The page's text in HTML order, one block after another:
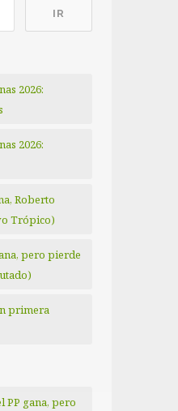
2026:
2026:
Roberto
Trópico)
pero pierde
primera
PP gana, pero